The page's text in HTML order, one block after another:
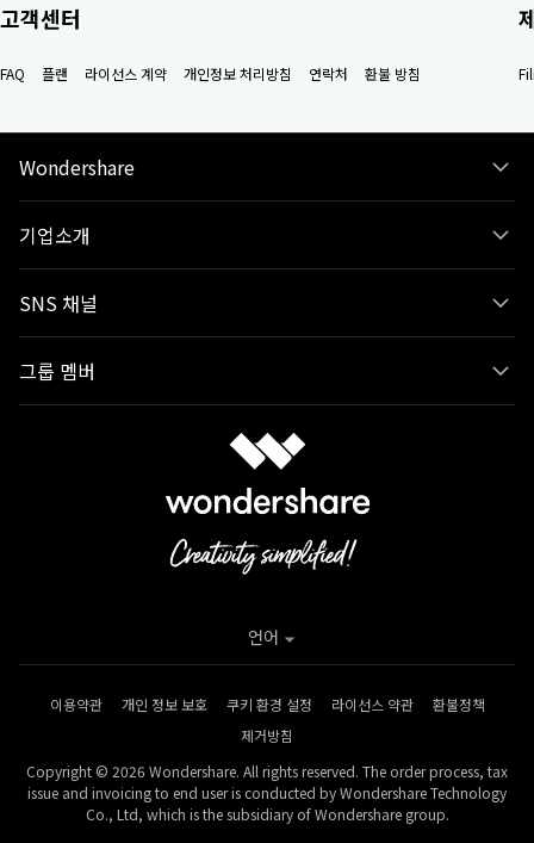
고객센터
FAQ 플랜 라이선스 계약 개인정보 처리방침 연락처 환불 방침
Wondershare
기업소개
SNS 채널
그룹 멤버
이용약관 개인 정보 보호 쿠키 환경 설정 라이선스 약관
환불정책
제거방침
Copyright © 2026 Wondershare. All rights reserved. The order process, tax
issue and invoicing to end user is conducted by Wondershare Technology
Co., Ltd, which is the subsidiary of Wondershare group.
언어